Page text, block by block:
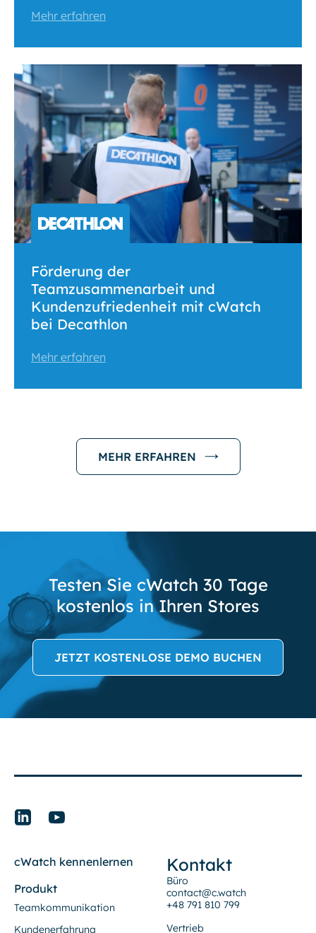
Mehr erfahren
Förderung der
Teamzusammenarbeit und
Kundenzufriedenheit mit cWatch
bei Decathlon
Mehr erfahren
MEHR ERFAHREN
Testen Sie cWatch 30 Tage
kostenlos in Ihren Stores
JETZT KOSTENLOSE DEMO BUCHEN
cWatch kennenlernen
Produkt
Teamkommunikation
Kundenerfahrung
Kontakt
Büro
contact@c.watch
+48 791 810 799
Vertrieb